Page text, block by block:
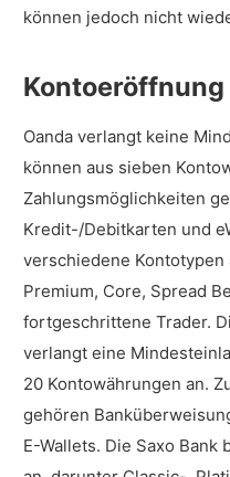
können jedoch nicht
Kontoeröffnung
Oanda verlangt keine
können aus sieben
Zahlungsmöglichkeiten
Kredit-/Debitkarten und
verschiedene Kontotypen
Premium, Core, Spread
fortgeschrittene Trader.
verlangt eine
20 Kontowährungen an.
gehören
E-Wallets. Die Saxo Bank